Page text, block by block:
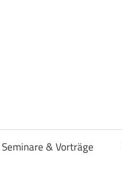
& Vorträge